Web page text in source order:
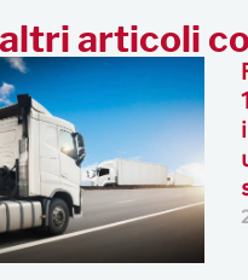
articoli